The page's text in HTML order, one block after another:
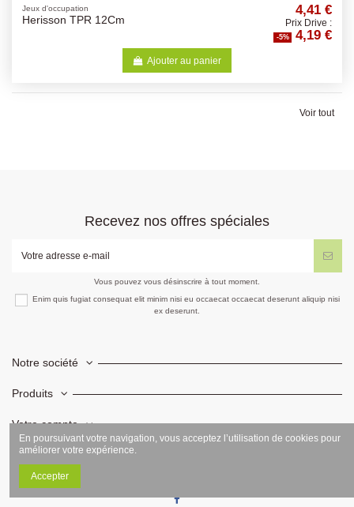
Jeux d'occupation
Herisson TPR 12Cm
4,41 €
Prix Drive :
-5% 4,19 €
Ajouter au panier
Voir tout
Recevez nos offres spéciales
Vous pouvez vous désinscrire à tout moment.
Enim quis fugiat consequat elit minim nisi eu occaecat occaecat deserunt aliquip nisi
ex deserunt.
Notre société
Produits
Votre compte
Informations
En poursuivant votre navigation, vous acceptez l’utilisation de cookies pour
améliorer votre expérience.
Accepter